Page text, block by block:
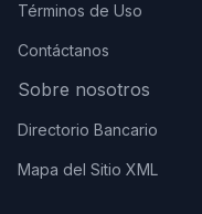
Términos de Uso
Contáctanos
Sobre nosotros
Directorio Bancario
Mapa del Sitio XML